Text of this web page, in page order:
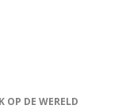
OP DE WERELD